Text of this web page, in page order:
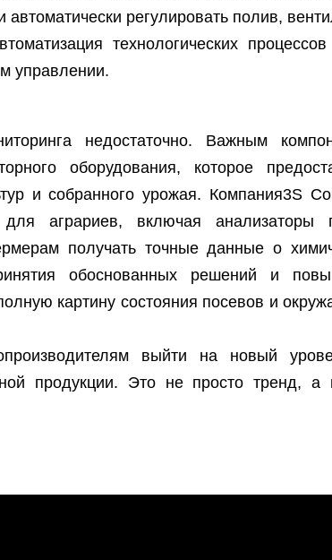
регулировать полив,
технологических процессов
управлении.
недостаточно. Важным
оборудования, которое
и собранного урожая. Компания3S
для аграриев, включая анализаторы
получать точные данные о
обоснованных решений и
картину состояния посевов и
выйти на новый
продукции. Это не просто тренд, а